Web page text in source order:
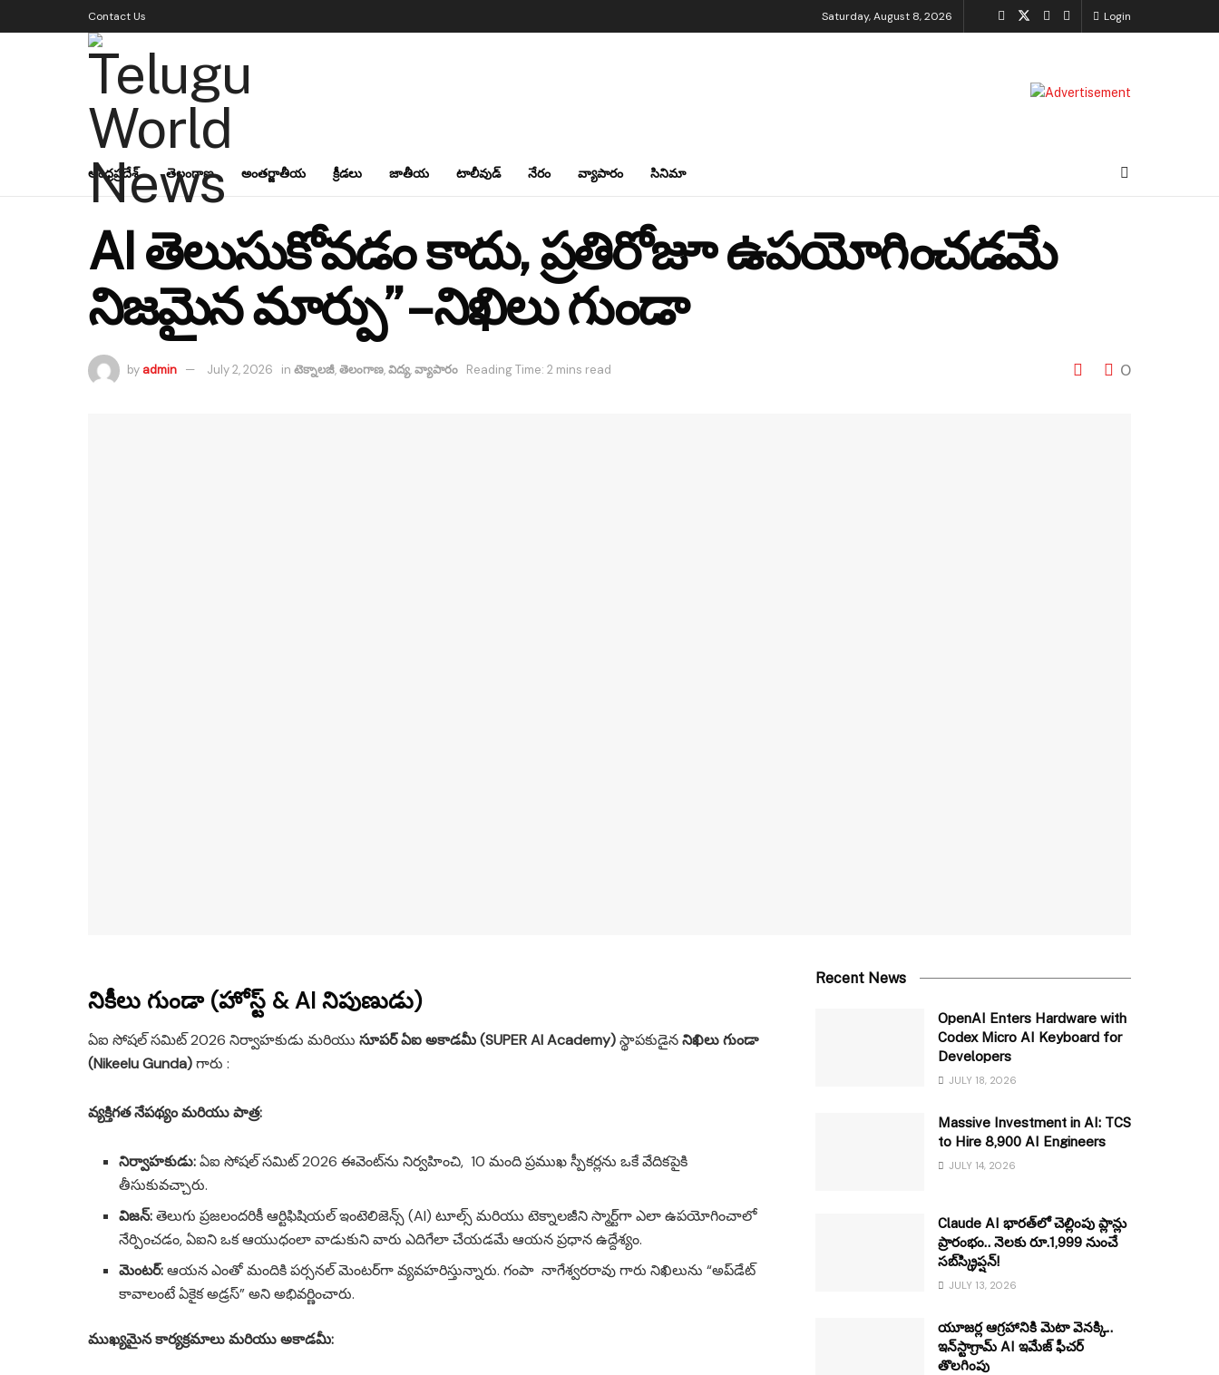
Contact Us Saturday, August 8, 2026 Login
ఆంధ్రప్రదేశ్ తెలంగాణ అంతర్జాతీయ క్రీడలు జాతీయ టాలీవుడ్ నేరం వ్యాపారం సినిమా
AI తెలుసుకోవడం కాదు, ప్రతిరోజూ ఉపయోగించడమే
నిజమైన మార్పు” – నిఖిలు గుండా
byadmin July 2, 2026 in టెక్నాలజీ,తెలంగాణ,విద్య,వ్యాపారం Reading Time: 2 mins read 0
నికీలు గుండా (హోస్ట్ & AI నిపుణుడు)
ఏఐ సోషల్ సమిట్ 2026 నిర్వాహకుడు మరియు సూపర్ ఏఐ అకాడమీ (SUPER AI Academy)స్థాపకుడైననిఖిలు గుండా
(Nikeelu Gunda)గారు :
వ్యక్తిగత నేపథ్యం మరియు పాత్ర:
నిర్వాహకుడు:ఏఐ సోషల్ సమిట్ 2026 ఈవెంట్‌ను నిర్వహించి, 10 మంది ప్రముఖ స్పీకర్లను ఒకే వేదికపైకి
తీసుకువచ్చారు.
విజన్:తెలుగు ప్రజలందరికీ ఆర్టిఫిషియల్ ఇంటెలిజెన్స్ (AI) టూల్స్ మరియు టెక్నాలజీని స్మార్ట్‌గా ఎలా ఉపయోగించాలో
నేర్పించడం, ఏఐని ఒక ఆయుధంలా వాడుకుని వారు ఎదిగేలా చేయడమే ఆయన ప్రధాన ఉద్దేశ్యం.
మెంటర్:ఆయన ఎంతో మందికి పర్సనల్ మెంటర్‌గా వ్యవహరిస్తున్నారు. గంపా నాగేశ్వరరావు గారు నిఖిలును “అప్‌డేట్
కావాలంటే ఏకైక అడ్రస్” అని అభివర్ణించారు.
ముఖ్యమైన కార్యక్రమాలు మరియు అకాడమీ:
Recent News
OpenAI Enters Hardware with
Codex Micro AI Keyboard for
Developers
JULY 18, 2026
Massive Investment in AI: TCS
to Hire 8,900 AI Engineers
JULY 14, 2026
Claude AI భారత్‌లో చెల్లింపు ప్లాన్లు
ప్రారంభం.. నెలకు రూ.1,999 నుంచే
సబ్‌స్క్రిప్షన్!
JULY 13, 2026
యూజర్ల ఆగ్రహానికి మెటా వెనక్కి..
ఇన్‌స్టాగ్రామ్ AI ఇమేజ్ ఫీచర్
తొలగింపు